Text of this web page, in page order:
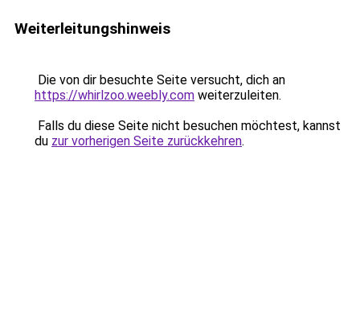
Weiterleitungshinweis
Die von dir besuchte Seite versucht, dich an
https://whirlzoo.weebly.com weiterzuleiten.
Falls du diese Seite nicht besuchen möchtest, kannst
du zur vorherigen Seite zurückkehren.